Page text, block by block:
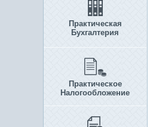
Практическая
Бухгалтерия
Практическое
Налогообложение